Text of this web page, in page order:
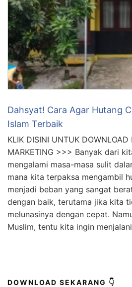
Dahsyat! Cara Agar Hutang
Islam Terbaik
KLIK DISINI UNTUK DOWNLOAD
MARKETING >>> Banyak dari
mengalami masa-masa sulit
mana kita terpaksa mengambil
menjadi beban yang sangat
dengan baik, terutama jika kita
melunasinya dengan cepat.
Muslim, tentu kita ingin
DOWNLOAD SEKARANG 👇